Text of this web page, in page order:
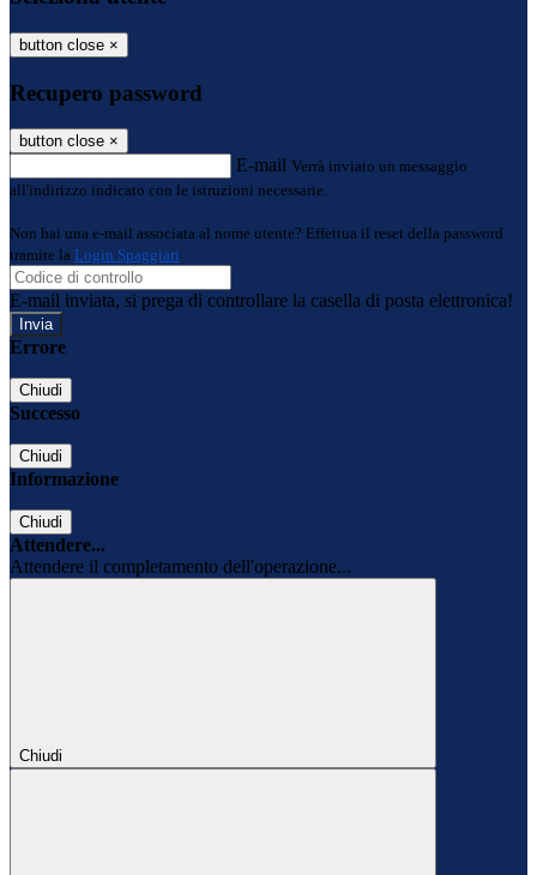
button close ×
Recupero password
button close ×
E-mail Verrà inviato un messaggio
all'indirizzo indicato con le istruzioni necessarie.
Non hai una e-mail associata al nome utente? Effettua il reset della password
tramite la Login Spaggiari
E-mail inviata, si prega di controllare la casella di posta elettronica!
Errore
Chiudi
Successo
Chiudi
Informazione
Chiudi
Attendere...
Attendere il completamento dell'operazione...
Chiudi